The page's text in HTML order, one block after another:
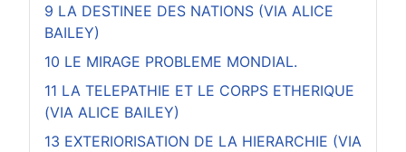
9 LA DESTINEE DES NATIONS (VIA ALICE
BAILEY)
10 LE MIRAGE PROBLEME MONDIAL.
11 LA TELEPATHIE ET LE CORPS ETHERIQUE
(VIA ALICE BAILEY)
13 EXTERIORISATION DE LA HIERARCHIE (VIA